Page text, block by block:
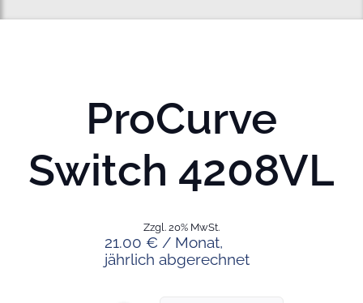
ProCurve
Switch 4208VL
21.00 € / Monat,
jährlich abgerechnet
Zzgl. 20% MwSt.